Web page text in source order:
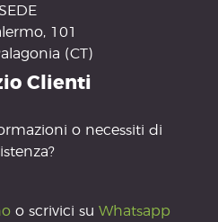
101
(CT)
Clienti
o necessiti di
o scrivici su Whatsapp